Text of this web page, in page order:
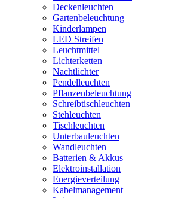
Deckenleuchten
Gartenbeleuchtung
Kinderlampen
LED Streifen
Leuchtmittel
Lichterketten
Nachtlichter
Pendelleuchten
Pflanzenbeleuchtung
Schreibtischleuchten
Stehleuchten
Tischleuchten
Unterbauleuchten
Wandleuchten
Batterien & Akkus
Elektroinstallation
Energieverteilung
Kabelmanagement